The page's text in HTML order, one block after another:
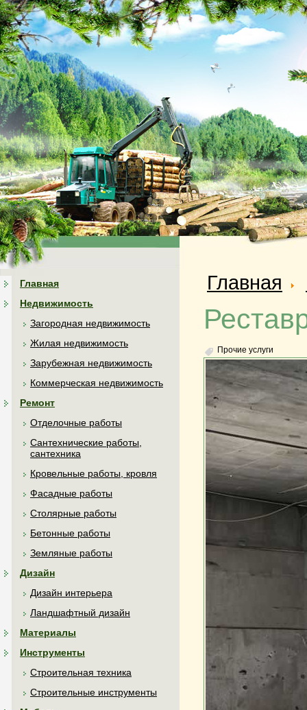
Главная
Недвижимость
Загородная недвижимость
Жилая недвижимость
Зарубежная недвижимость
Коммерческая недвижимость
Ремонт
Отделочные работы
Сантехнические работы,
сантехника
Кровельные работы, кровля
Фасадные работы
Столярные работы
Бетонные работы
Земляные работы
Дизайн
Дизайн интерьера
Ландшафтный дизайн
Материалы
Инструменты
Строительная техника
Строительные инструменты
Главная
Прочие услуги